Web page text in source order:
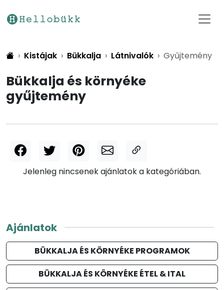
Kistájak Bükkalja Látnivalók Gyűjtemény
Bükkalja és környéke
gyűjtemény
Jelenleg nincsenek ajánlatok a kategóriában.
Ajánlatok
BÜKKALJA ÉS KÖRNYÉKE PROGRAMOK
BÜKKALJA ÉS KÖRNYÉKE ÉTEL & ITAL